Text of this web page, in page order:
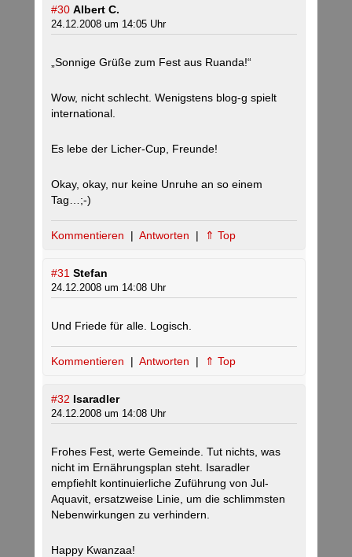
#30 Albert C.
24.12.2008 um 14:05 Uhr
„Sonnige Grüße zum Fest aus Ruanda!“
Wow, nicht schlecht. Wenigstens blog-g spielt
international.
Es lebe der Licher-Cup, Freunde!
Okay, okay, nur keine Unruhe an so einem
Tag…;-)
Kommentieren | Antworten | ⇑ Top
#31 Stefan
24.12.2008 um 14:08 Uhr
Und Friede für alle. Logisch.
Kommentieren | Antworten | ⇑ Top
#32 Isaradler
24.12.2008 um 14:08 Uhr
Frohes Fest, werte Gemeinde. Tut nichts, was
nicht im Ernährungsplan steht. Isaradler
empfiehlt kontinuierliche Zuführung von Jul-
Aquavit, ersatzweise Linie, um die schlimmsten
Nebenwirkungen zu verhindern.
Happy Kwanzaa!